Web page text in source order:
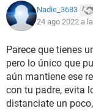
Nadie_3683
24 ago 2022 a
Parece que tienes
pero lo único que
aún mantiene ese
con tu padre, evita
distanciate un